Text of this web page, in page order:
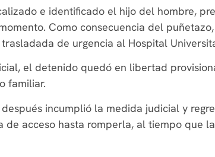
e identificado el hijo del hombre,
Como consecuencia del
de urgencia al Hospital
el detenido quedó en libertad
familiar.
incumplió la medida judicial y
acceso hasta romperla, al tiempo que